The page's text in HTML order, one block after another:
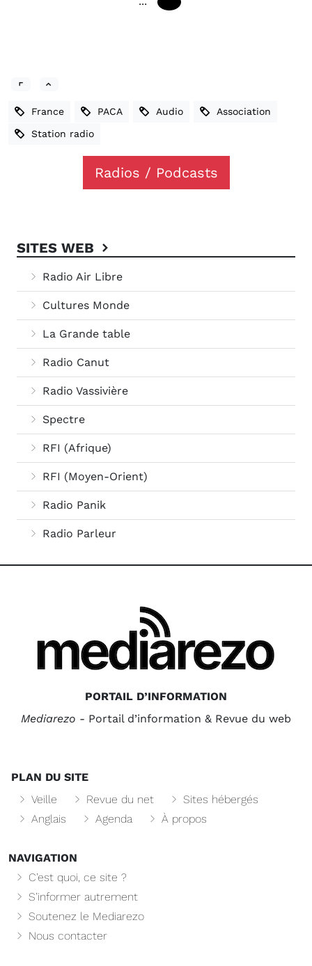
France PACA Audio Association
Station radio
Radios / Podcasts
SITES WEB
Radio Air Libre
Cultures Monde
La Grande table
Radio Canut
Radio Vassivière
Spectre
RFI (Afrique)
RFI (Moyen-Orient)
Radio Panik
Radio Parleur
PORTAIL D’INFORMATION
Mediarezo - Portail d’information & Revue du web
PLAN DU SITE
Veille
Revue du net
Sites hébergés
Anglais
Agenda À propos
NAVIGATION
C’est quoi, ce site ?
S’informer autrement
Soutenez le Mediarezo
Nous contacter